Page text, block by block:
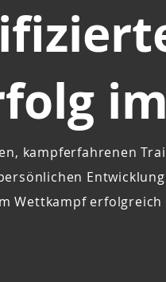
kampferfahrenen
Wettkampf